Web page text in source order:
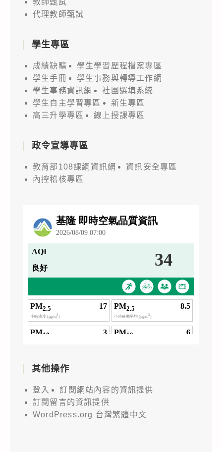
代理教師甄試
學生專區
成績缺曠
學生學習歷程檔案專區
學生手冊
學生事務與轉導工作網
學生事務資訊網
社團選填系統
學生自主學習專區
新生專區
高三升學專區
線上授課專區
政令宣導專區
教育部108課綱資訊網
資訊安全專區
內控稽核專區
其他操作
登入
訂閱網站內容的資訊提供
訂閱留言的資訊提供
WordPress.org 台灣繁體中文